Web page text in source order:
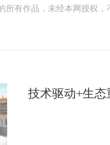
所有作品，未经本网授权
技术驱动+生